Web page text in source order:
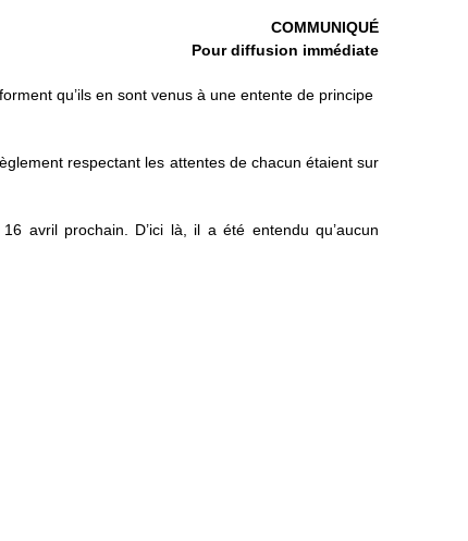
COMMUNIQUÉ
Pour diffusion immédiate
qu’ils en sont venus à une entente de principe
respectant les attentes de chacun étaient sur
avril prochain. D’ici là, il a été entendu qu’aucun